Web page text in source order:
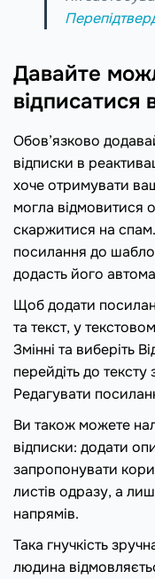
Давайте
відписатися
Обов’язково
відписки в
хоче отримувати
могла відмовитися
скаржитися на
посилання до
додасть його
Щоб додати
та текст, у
Змінні та виберіть
перейдіть до тексту
Редагувати
Ви також можете
відписки: додати
запропонувати
листів одразу, а
напрямів.
Така гнучкість
людина